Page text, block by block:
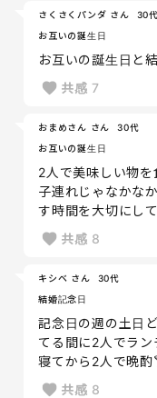
さくさくパンダ さん
30代
お互いの誕生日
お互いの誕生日と
共感 7
おまめさん さん
30代
お互いの誕生日
2人で美味しい物を
子連れじゃなかな
す時間を大切にして
共感 8
キシベ さん
30代
結婚記念日
記念日の週の土日
てる間に2人でラ
寝てから2人で晩酌
共感 8